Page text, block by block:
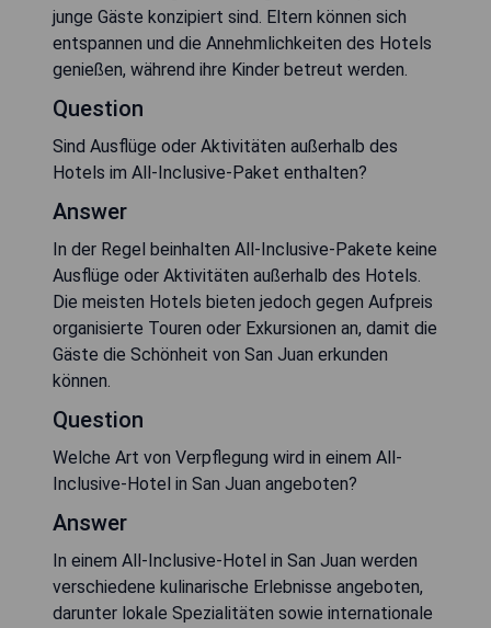
junge Gäste konzipiert sind. Eltern können sich
entspannen und die Annehmlichkeiten des Hotels
genießen, während ihre Kinder betreut werden.
Question
Sind Ausflüge oder Aktivitäten außerhalb des
Hotels im All-Inclusive-Paket enthalten?
Answer
In der Regel beinhalten All-Inclusive-Pakete keine
Ausflüge oder Aktivitäten außerhalb des Hotels.
Die meisten Hotels bieten jedoch gegen Aufpreis
organisierte Touren oder Exkursionen an, damit die
Gäste die Schönheit von San Juan erkunden
können.
Question
Welche Art von Verpflegung wird in einem All-
Inclusive-Hotel in San Juan angeboten?
Answer
In einem All-Inclusive-Hotel in San Juan werden
verschiedene kulinarische Erlebnisse angeboten,
darunter lokale Spezialitäten sowie internationale